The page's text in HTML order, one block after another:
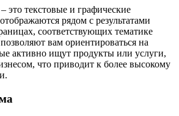
это текстовые и графические
рядом с результатами
соответствующих тематике
вам ориентироваться на
активно ищут продукты или услуги,
что приводит к более высокому